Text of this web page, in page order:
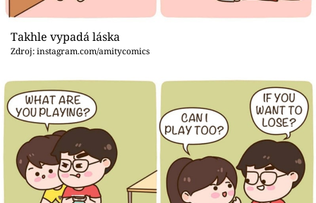
Takhle vypadá láska
Zdroj: instagram.com/amitycomics